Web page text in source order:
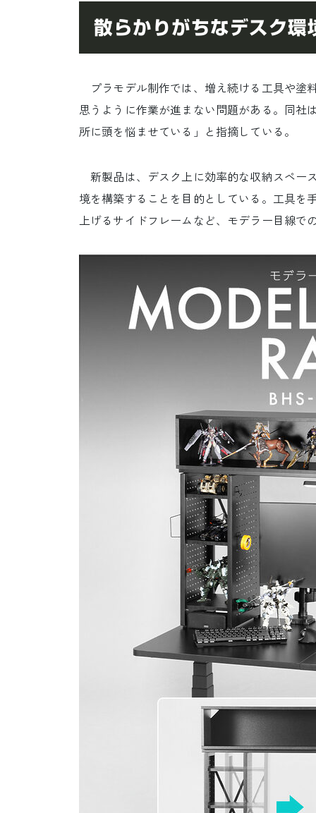
散らかりがちなデスク環
プラモデル制作では、増え続ける工具や塗
思うように作業が進まない問題がある。同社
所に頭を悩ませている」と指摘している。
新製品は、デスク上に効率的な収納スペー
境を構築することを目的としている。工具を
上げるサイドフレームなど、モデラー目線